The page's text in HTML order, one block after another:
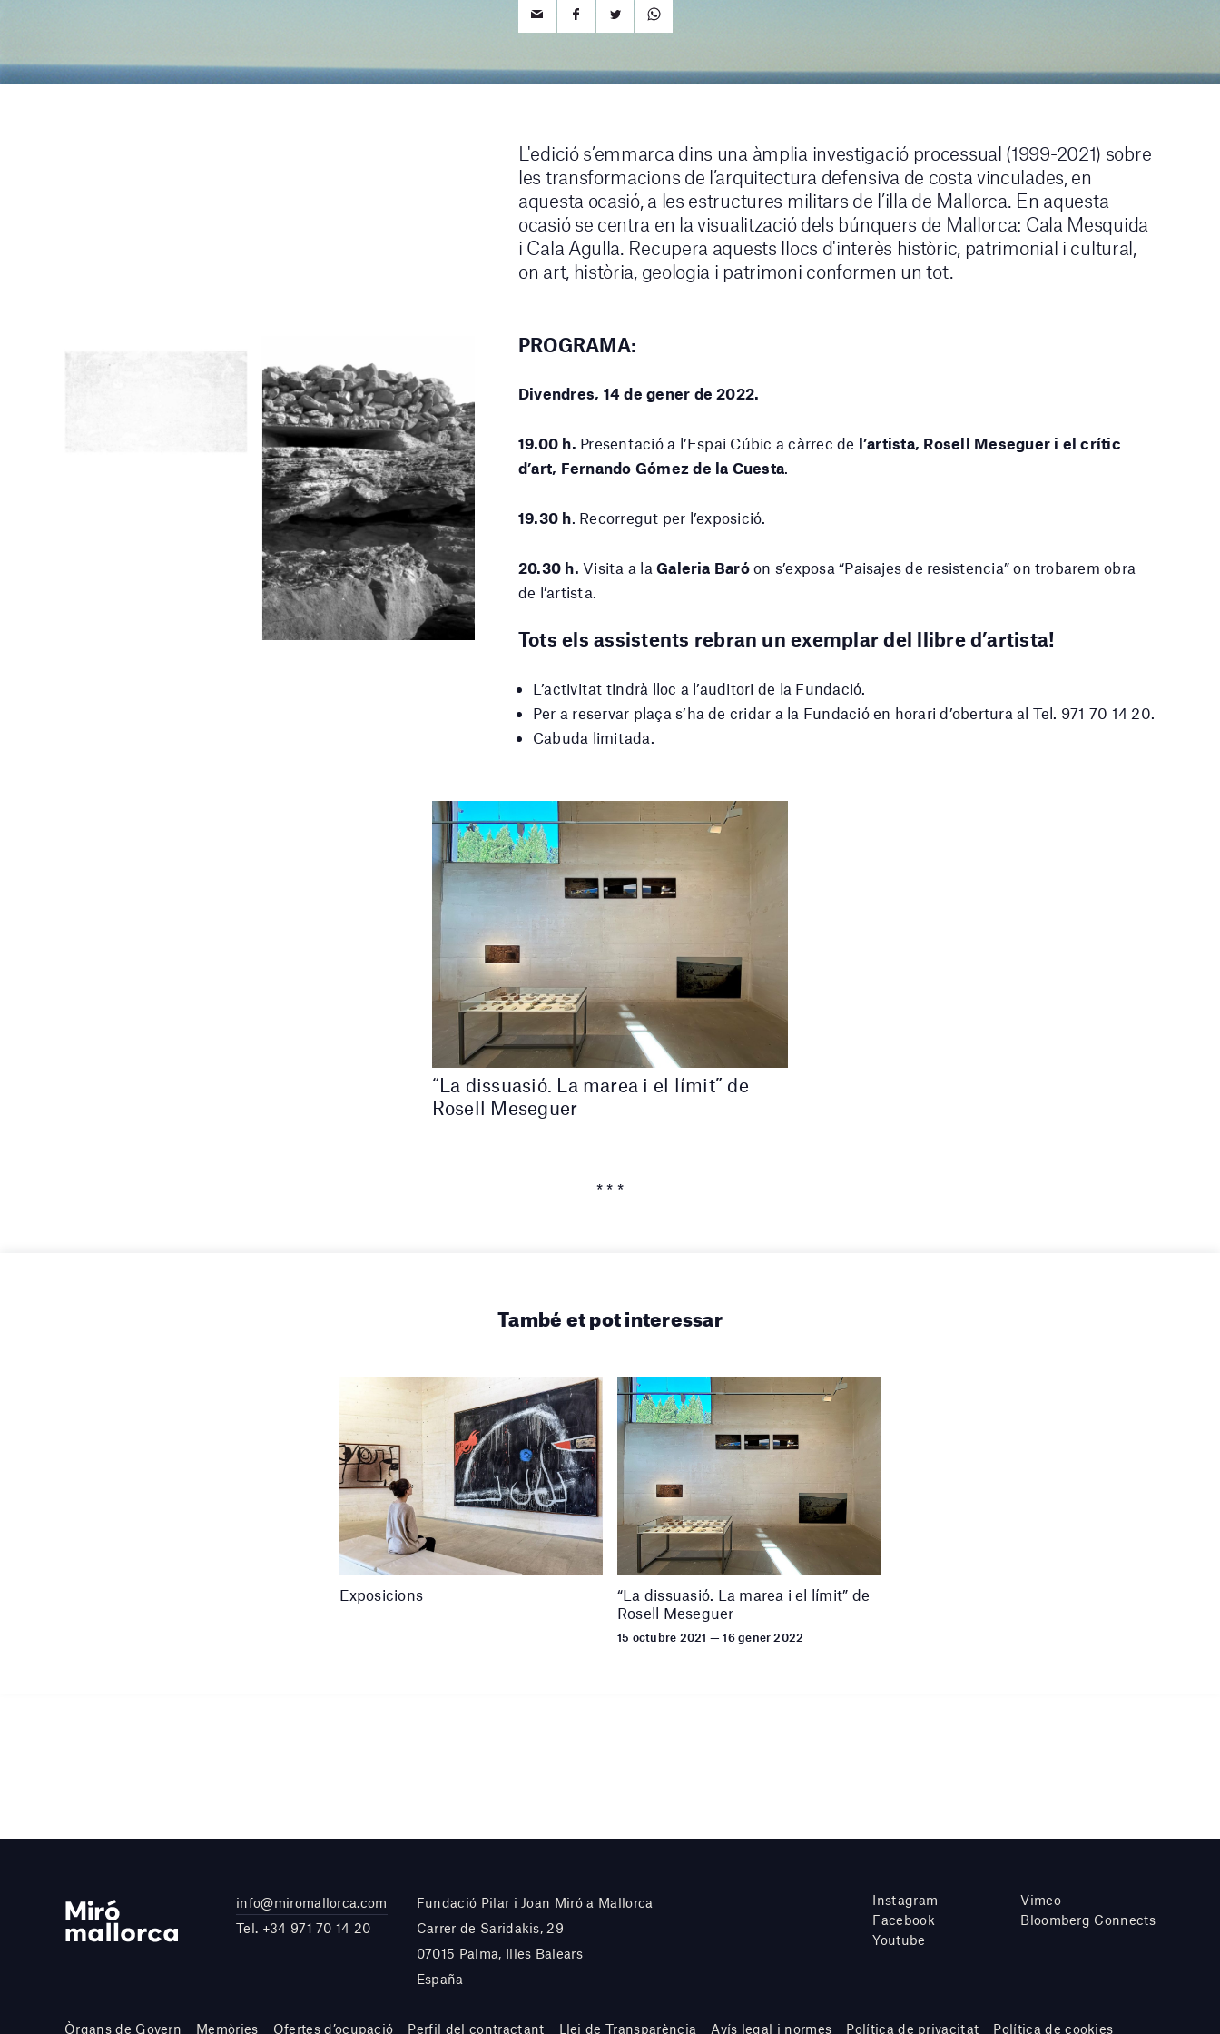
L'edició s’emmarca dins una àmplia investigació processual (1999-2021) sobre
les transformacions de l’arquitectura defensiva de costa vinculades, en
aquesta ocasió, a les estructures militars de l’illa de Mallorca. En aquesta
ocasió se centra en la visualització dels búnquers de Mallorca: Cala Mesquida
i Cala Agulla. Recupera aquests llocs d'interès històric, patrimonial i cultural,
on art, història, geologia i patrimoni conformen un tot.
PROGRAMA:
Divendres, 14 de gener de 2022.
19.00 h. Presentació a l’Espai Cúbic a càrrec de l’artista, Rosell Meseguer i el crític
d’art, Fernando Gómez de la Cuesta.
19.30 h. Recorregut per l’exposició.
20.30 h. Visita a laGaleria Baróon s’exposa “Paisajes de resistencia” on trobarem obra
de l’artista.
Tots els assistents rebran un exemplar del llibre d’artista!
L’activitat tindrà lloc a l’auditori de la Fundació.
Per a reservar plaça s’ha de cridar a la Fundació en horari d’obertura al Tel. 971 70 14 20.
Cabuda limitada.
“La dissuasió. La marea i el límit” de
Rosell Meseguer
* * *
També et pot interessar
Exposicions
“La dissuasió. La marea i el límit” de
Rosell Meseguer
15 octubre 2021 — 16 gener 2022
info@miromallorca.com
Tel. +34 971 70 14 20
Fundació Pilar i Joan Miró a Mallorca
Carrer de Saridakis, 29
07015 Palma, Illes Balears
España
Instagram
Facebook
Youtube
Vimeo
Bloomberg Connects
Òrgans de Govern Memòries Ofertes d’ocupació Perfil del contractant Llei de Transparència Avís legal i normes Política de privacitat Política de cookies